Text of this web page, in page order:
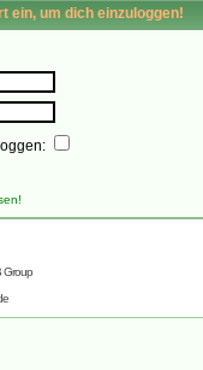
ein, um dich einzuloggen!